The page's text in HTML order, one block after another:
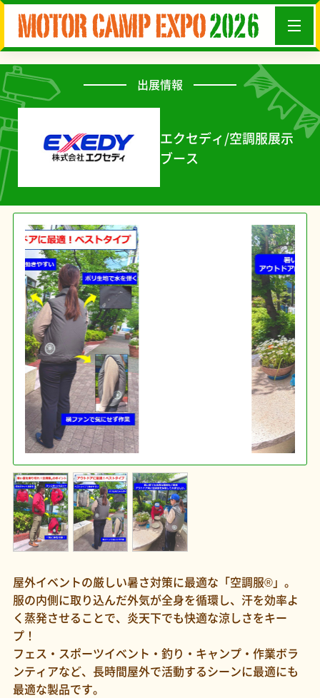
出展情報
エクセディ/空調服展示
ブース
屋外イベントの厳しい暑さ対策に最適な「空調服®」。
服の内側に取り込んだ外気が全身を循環し、汗を効率よ
く蒸発させることで、炎天下でも快適な涼しさをキー
プ！
フェス・スポーツイベント・釣り・キャンプ・作業ボラ
ンティアなど、長時間屋外で活動するシーンに最適にも
最適な製品です。